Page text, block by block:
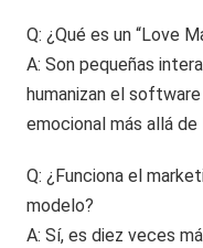
Q: ¿Qué es un “Love
A: Son pequeñas
humanizan el
emocional más allá de
Q: ¿Funciona el
modelo?
A: Sí, es diez veces